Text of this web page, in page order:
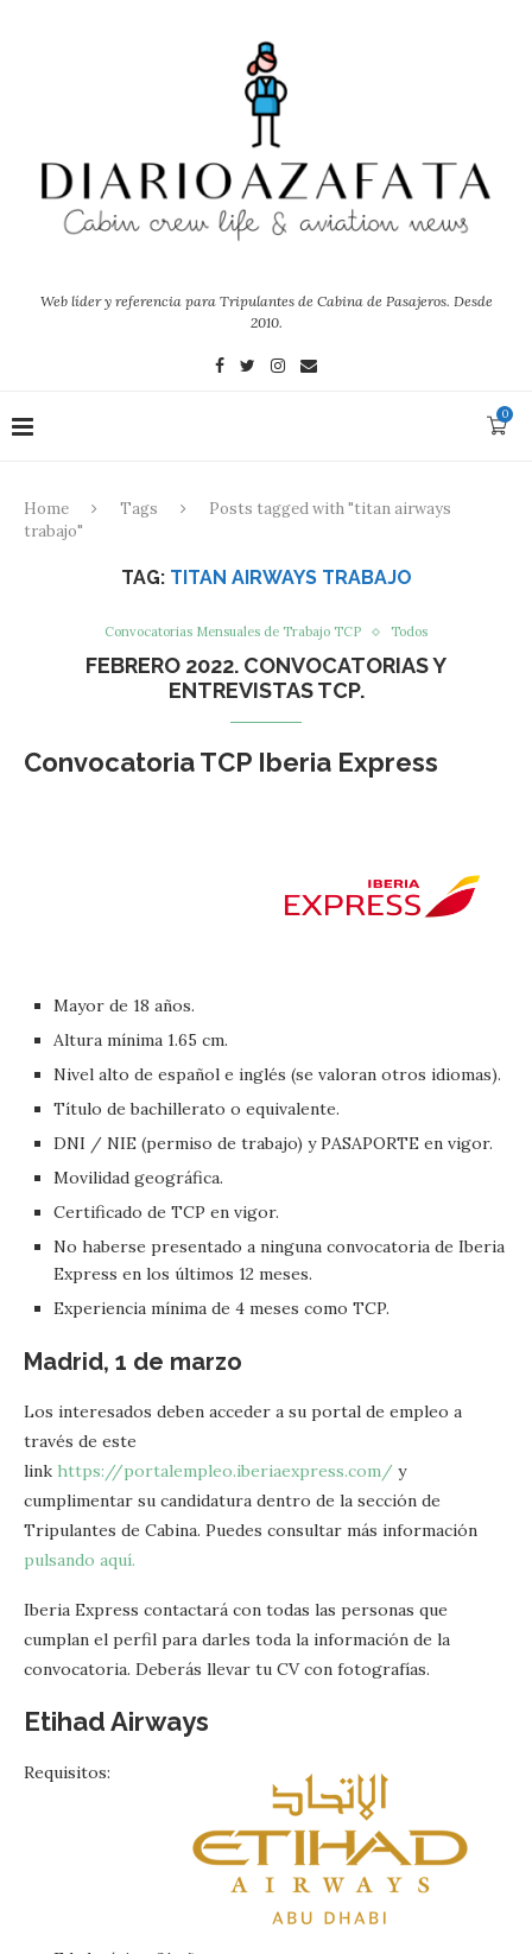
Web líder y referencia para Tripulantes de Cabina de Pasajeros. Desde
2010.
0
Home Tags
Posts tagged with "titan airways
trabajo"
TAG: TITAN AIRWAYS TRABAJO
Convocatorias Mensuales de Trabajo TCP Todos
FEBRERO 2022. CONVOCATORIAS Y
ENTREVISTAS TCP.
Convocatoria TCP Iberia Express
Mayor de 18 años.
Altura mínima 1.65 cm.
Nivel alto de español e inglés (se valoran otros idiomas).
Título de bachillerato o equivalente.
DNI / NIE (permiso de trabajo) y PASAPORTE en vigor.
Movilidad geográfica.
Certificado de TCP en vigor.
No haberse presentado a ninguna convocatoria de Iberia
Express en los últimos 12 meses.
Experiencia mínima de 4 meses como TCP.
Madrid, 1 de marzo
Los interesados deben acceder a su portal de empleo a
través de este
link https://portalempleo.iberiaexpress.com/ y
cumplimentar su candidatura dentro de la sección de
Tripulantes de Cabina. Puedes consultar más información
pulsando aquí.
Iberia Express contactará con todas las personas que
cumplan el perfil para darles toda la información de la
convocatoria. Deberás llevar tu CV con fotografías.
Etihad Airways
Requisitos: